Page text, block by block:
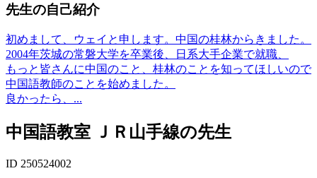
先生の自己紹介
初めまして、ウェイと申します。中国の桂林からきました。
2004年茨城の常磐大学を卒業後、日系大手企業で就職、
もっと皆さんに中国のこと、桂林のことを知ってほしいので
中国語教師のことを始めました。
良かったら、...
中国語教室 ＪＲ山手線の先生
ID 250524002